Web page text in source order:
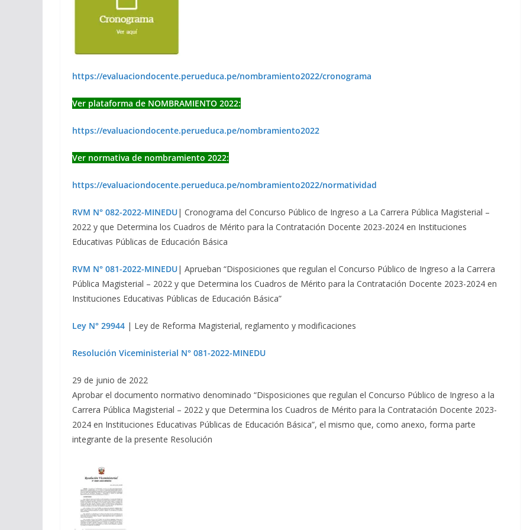
https://evaluaciondocente.perueduca.pe/nombramiento2022/cronograma
Ver plataforma de NOMBRAMIENTO 2022:
https://evaluaciondocente.perueduca.pe/nombramiento2022
Ver normativa de nombramiento 2022:
https://evaluaciondocente.perueduca.pe/nombramiento2022/normatividad
RVM N° 082-2022-MINEDU| Cronograma del Concurso Público de Ingreso a La Carrera Pública Magisterial –
2022 y que Determina los Cuadros de Mérito para la Contratación Docente 2023-2024 en Instituciones
Educativas Públicas de Educación Básica
RVM N° 081-2022-MINEDU| Aprueban “Disposiciones que regulan el Concurso Público de Ingreso a la Carrera
Pública Magisterial – 2022 y que Determina los Cuadros de Mérito para la Contratación Docente 2023-2024 en
Instituciones Educativas Públicas de Educación Básica”
Ley N° 29944 | Ley de Reforma Magisterial, reglamento y modificaciones
Resolución Viceministerial N° 081-2022-MINEDU
29 de junio de 2022
Aprobar el documento normativo denominado “Disposiciones que regulan el Concurso Público de Ingreso a la
Carrera Pública Magisterial – 2022 y que Determina los Cuadros de Mérito para la Contratación Docente 2023-
2024 en Instituciones Educativas Públicas de Educación Básica”, el mismo que, como anexo, forma parte
integrante de la presente Resolución